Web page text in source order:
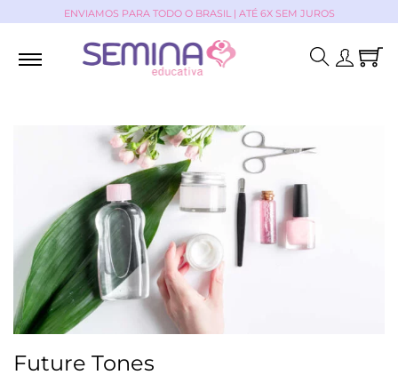
ENVIAMOS PARA TODO O BRASIL | ATÉ 6X SEM JUROS
Future Tones